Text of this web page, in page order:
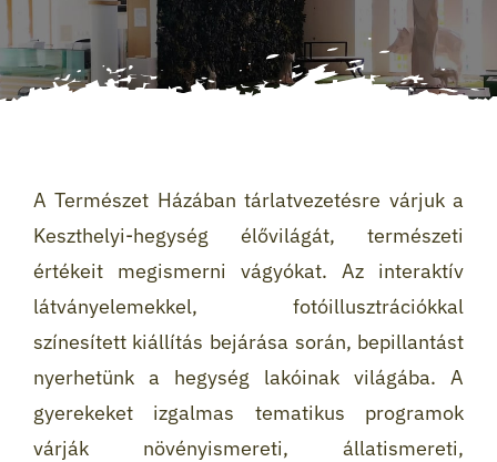
A Természet Házában tárlatvezetésre várjuk a
Keszthelyi-hegység élővilágát, természeti
értékeit megismerni vágyókat. Az interaktív
látványelemekkel, fotóillusztrációkkal
színesített kiállítás bejárása során, bepillantást
nyerhetünk a hegység lakóinak világába. A
gyerekeket izgalmas tematikus programok
várják növényismereti, állatismereti,